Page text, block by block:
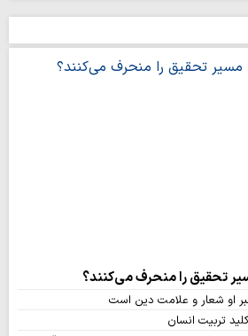
تحقیق را منحرف می‌کنند؟
او شعار و علامت دین است
تربیت انسان